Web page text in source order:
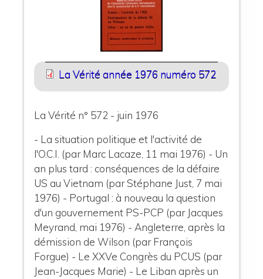
La Vérité année 1976 numéro 572
La Vérité n° 572 - juin 1976
- La situation politique et l'activité de
l'O.C.I. (par Marc Lacaze, 11 mai 1976) - Un
an plus tard : conséquences de la défaire
US au Vietnam (par Stéphane Just, 7 mai
1976) - Portugal : à nouveau la question
d'un gouvernement PS-PCP (par Jacques
Meyrand, mai 1976) - Angleterre, après la
démission de Wilson (par François
Forgue) - Le XXVe Congrès du PCUS (par
Jean-Jacques Marie) - Le Liban après un